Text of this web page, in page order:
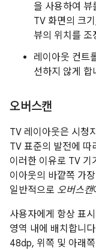
을 사용하여 뷰
TV 화면의 크
뷰의 위치를 조
레이아웃 컨트
선하지 않게 합
오버스캔
TV 레이아웃은 시청
TV 표준의 발전에 따
이러한 이유로 TV 기
이아웃의 바깥쪽 가
일반적으로 오버스캔
사용자에게 항상 표
영역 내에 배치합니
48dp, 위쪽 및 아래